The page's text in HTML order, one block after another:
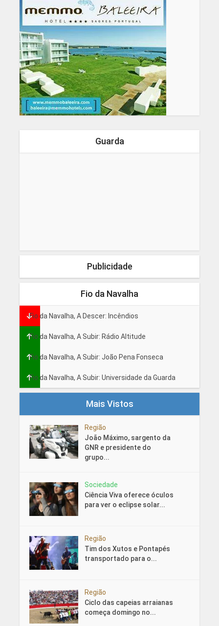
Guarda
Publicidade
Fio da Navalha
Fio da Navalha, A Descer: Incêndios
Fio da Navalha, A Subir: Rádio Altitude
Fio da Navalha, A Subir: João Pena Fonseca
Fio da Navalha, A Subir: Universidade da Guarda
Mais Vistos
Região
João Máximo, sargento da
GNR e presidente do
grupo...
Sociedade
Ciência Viva oferece óculos
para ver o eclipse solar...
Região
Tim dos Xutos e Pontapés
transportado para o...
Região
Ciclo das capeias arraianas
começa domingo no...